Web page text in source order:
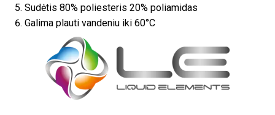
Sudėtis 80% poliesteris 20% poliamidas
Galima plauti vandeniu iki 60°C